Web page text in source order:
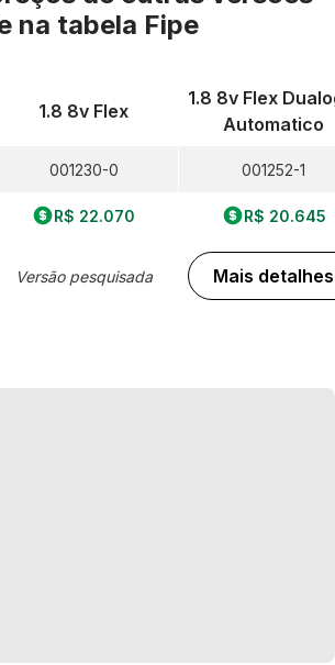
na tabela Fipe
1.8 8v Flex
001230-0
R$ 22.070
Versão pesquisada
1.8 8v Flex
Automatico
001252-1
R$ 20.645
Mais detalhes